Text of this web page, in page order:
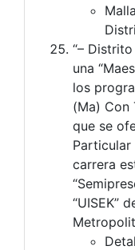
“–
una
los
(Ma) Con
que se
Particular
carrera
“UISEK”